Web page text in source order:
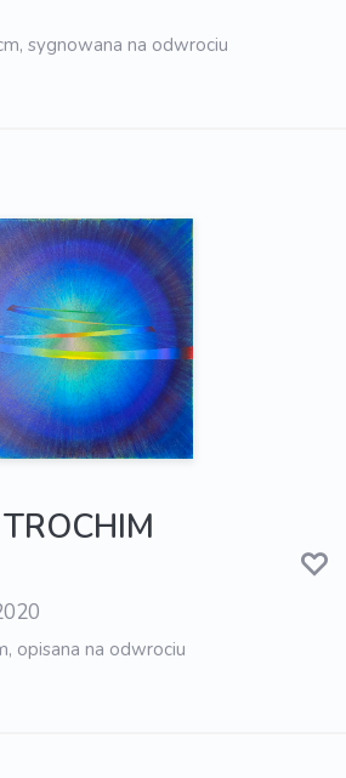
sygnowana na odwrociu
opisana na odwrociu